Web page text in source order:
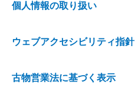
個人情報の取り扱い
ウェブアクセシビリティ指針
古物営業法に基づく表示